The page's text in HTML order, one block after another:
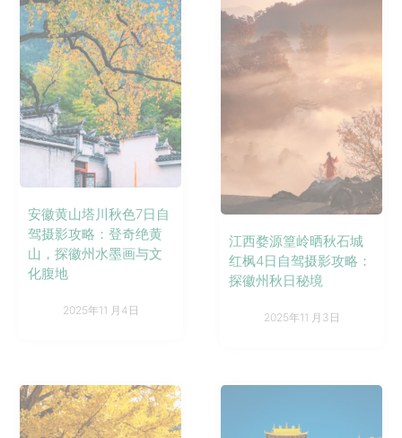
安徽黄山塔川秋色7日自
驾摄影攻略：登奇绝黄
山，探徽州水墨画与文
化腹地
2025年11 月4日
江西婺源篁岭晒秋石城
红枫4日自驾摄影攻略：
探徽州秋日秘境
2025年11 月3日